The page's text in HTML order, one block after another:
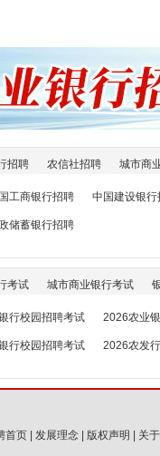
招聘 农信社招聘 城市商
工商银行招聘 中国建设银行
储蓄银行招聘
考试 城市商业银行考试
行校园招聘考试 2026农业
行校园招聘考试 2026农发
首页| 发展理念| 版权声明 关